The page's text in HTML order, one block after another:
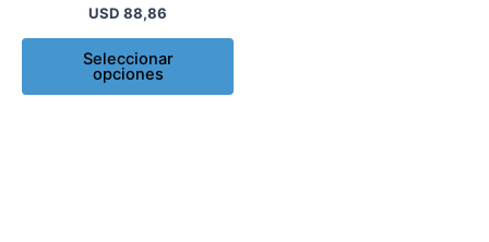
USD 88,86
Seleccionar
opciones